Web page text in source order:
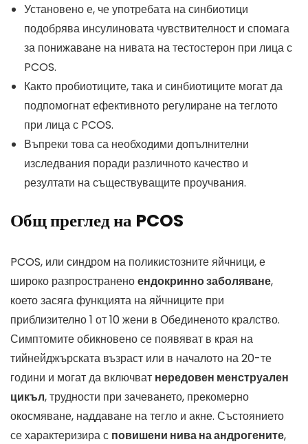
Установено е, че употребата на синбиотици
подобрява инсулиновата чувствителност и спомага
за понижаване на нивата на тестостерон при лица с
PCOS.
Както пробиотиците, така и синбиотиците могат да
подпомогнат ефективното регулиране на теглото
при лица с PCOS.
Въпреки това са необходими допълнителни
изследвания поради различното качество и
резултати на съществуващите проучвания.
Общ преглед на PCOS
PCOS, или синдром на поликистозните яйчници, е
широко разпространеноендокринно заболяване,
което засяга функцията на яйчниците при
приблизително 1 от 10 жени в Обединеното кралство.
Симптомите обикновено се появяват в края на
тийнейджърската възраст или в началото на 20-те
години и могат да включват нередовен менструален
цикъл, трудности при зачеването, прекомерно
окосмяване, наддаване на тегло и акне. Състоянието
се характеризира с повишени нива на андрогените,